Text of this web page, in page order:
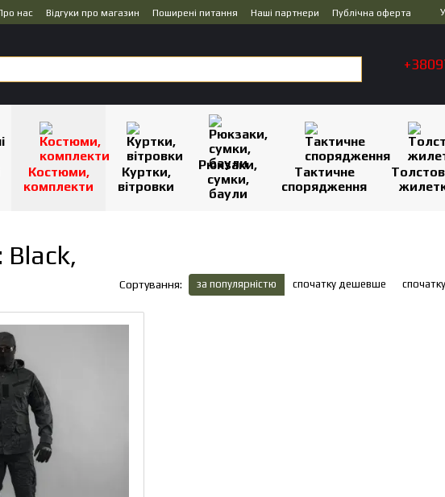
нас Відгуки про магазин Поширені питання Наші партнери
Публічна оферта
Костюми,
комплекти
Куртки,
вітровки
Рюкзаки,
сумки,
баули
Тактичне
спорядження
Сортування: за популярністю спочатку дешевше